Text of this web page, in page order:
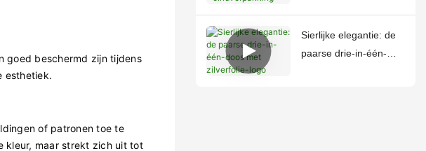
goed beschermd zijn tijdens
esthetiek.
of patronen toe te
kleur, maar strekt zich uit tot
Sierlijke elegantie: de
paarse drie-in-één-